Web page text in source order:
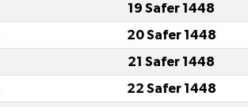
19 Safer 1448
20 Safer 1448
21 Safer 1448
22 Safer 1448